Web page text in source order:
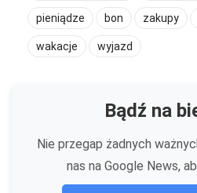
pieniądze bon zakupy
wakacje wyjazd
Bądź na
Nie przegap żadnych
nas na Google News,